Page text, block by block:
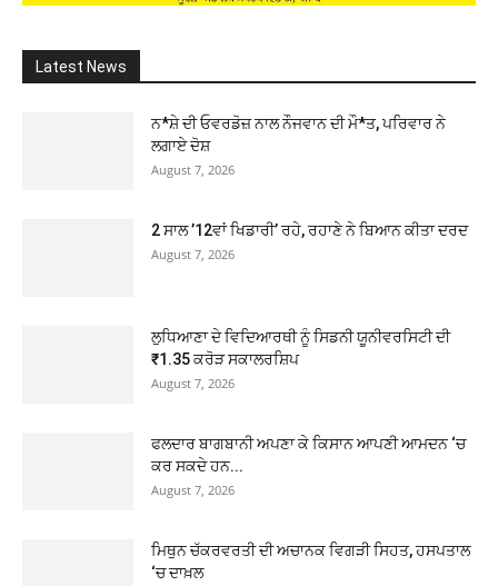
Latest News
ਨ*ਸ਼ੇ ਦੀ ਓਵਰਡੋਜ਼ ਨਾਲ ਨੌਜਵਾਨ ਦੀ ਮੌ*ਤ, ਪਰਿਵਾਰ ਨੇ
ਲਗਾਏ ਦੋਸ਼
August 7, 2026
2 ਸਾਲ ’12ਵਾਂ ਖਿਡਾਰੀ’ ਰਹੇ, ਰਹਾਣੇ ਨੇ ਬਿਆਨ ਕੀਤਾ ਦਰਦ
August 7, 2026
ਲੁਧਿਆਣਾ ਦੇ ਵਿਦਿਆਰਥੀ ਨੂੰ ਸਿਡਨੀ ਯੂਨੀਵਰਸਿਟੀ ਦੀ
₹1.35 ਕਰੋੜ ਸਕਾਲਰਸ਼ਿਪ
August 7, 2026
ਫਲਦਾਰ ਬਾਗਬਾਨੀ ਅਪਣਾ ਕੇ ਕਿਸਾਨ ਆਪਣੀ ਆਮਦਨ ‘ਚ
ਕਰ ਸਕਦੇ ਹਨ...
August 7, 2026
ਮਿਥੁਨ ਚੱਕਰਵਰਤੀ ਦੀ ਅਚਾਨਕ ਵਿਗੜੀ ਸਿਹਤ, ਹਸਪਤਾਲ
‘ਚ ਦਾਖ਼ਲ